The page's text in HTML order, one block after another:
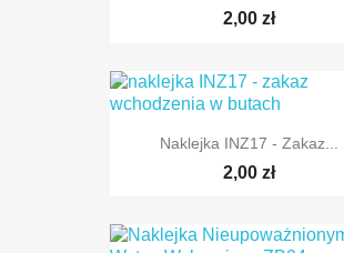
2,00 zł
Naklejka INZ17 - Zakaz...
2,00 zł